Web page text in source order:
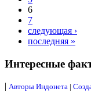
6
7
следующая ›
последняя »
Интересные
Авторы Индонета |